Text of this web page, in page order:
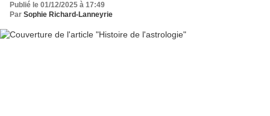
Publié le 01/12/2025 à 17:49
Par Sophie Richard-Lanneyrie